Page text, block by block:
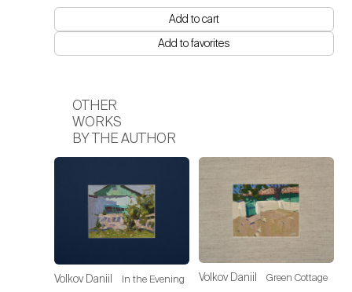
Add to cart
Add to favorites
OTHER
WORKS
BY THE AUTHOR
Volkov Daniil In the Evening Volkov Daniil Green Cottage